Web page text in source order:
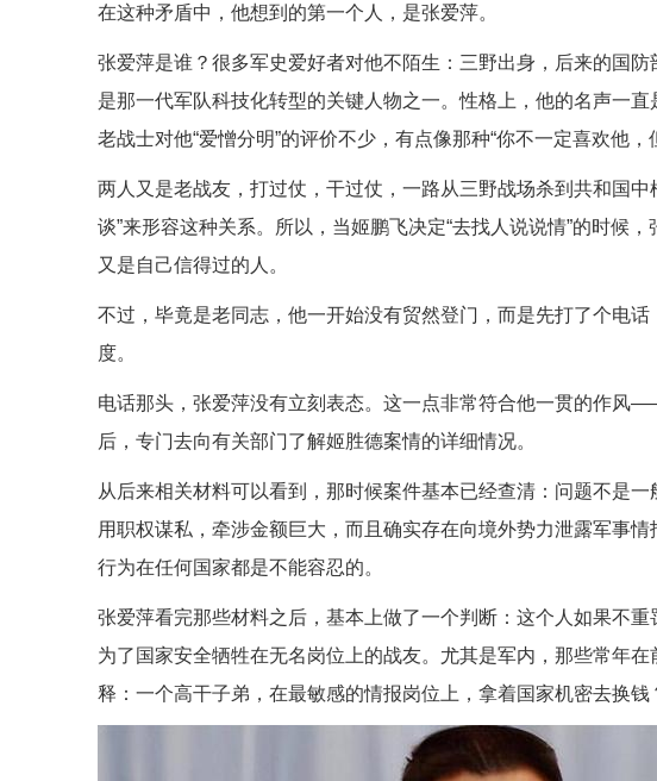
在这种矛盾中，他想到的第一个人，是张爱萍。
张爱萍是谁？很多军史爱好者对他不陌生：三野出身，后来的国
是那一代军队科技化转型的关键人物之一。性格上，他的名声一直
老战士对他“爱憎分明”的评价不少，有点像那种“你不一定喜欢他，
两人又是老战友，打过仗，干过仗，一路从三野战场杀到共和国
谈”来形容这种关系。所以，当姬鹏飞决定“去找人说说情”的时候
又是自己信得过的人。
不过，毕竟是老同志，他一开始没有贸然登门，而是先打了个电
度。
电话那头，张爱萍没有立刻表态。这一点非常符合他一贯的作风
后，专门去向有关部门了解姬胜德案情的详细情况。
从后来相关材料可以看到，那时候案件基本已经查清：问题不是一
用职权谋私，牵涉金额巨大，而且确实存在向境外势力泄露军事
行为在任何国家都是不能容忍的。
张爱萍看完那些材料之后，基本上做了一个判断：这个人如果不
为了国家安全牺牲在无名岗位上的战友。尤其是军内，那些常年
释：一个高干子弟，在最敏感的情报岗位上，拿着国家机密去换钱